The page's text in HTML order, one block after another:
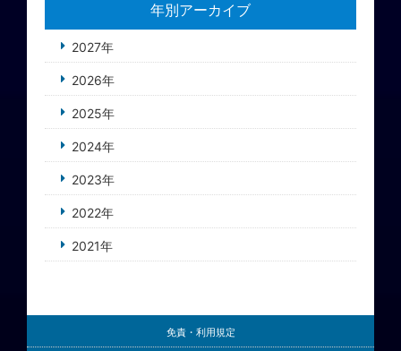
年別アーカイブ
2027年
2026年
2025年
2024年
2023年
2022年
2021年
免責・利用規定